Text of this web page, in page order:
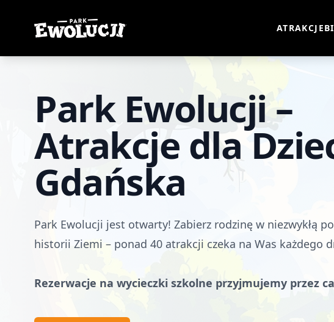
Park Ewolucji ATRAKCJE
Park Ewolucji –
Atrakcje dla
Gdańska
Park Ewolucji jest otwarty! Zabierz rodzinę w niezwykłą
historii Ziemi – ponad 40 atrakcji czeka na Was każdego
Rezerwacje na wycieczki szkolne przyjmujemy przez